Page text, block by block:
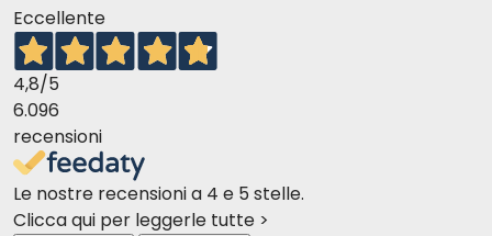
Eccellente
4,8/5
6.096
recensioni
Le nostre recensioni a 4 e 5 stelle.
Clicca qui per leggerle tutte >